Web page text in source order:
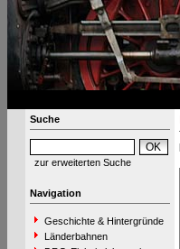
Suche
zur erweiterten Suche
Navigation
Geschichte & Hintergründe
Länderbahnen